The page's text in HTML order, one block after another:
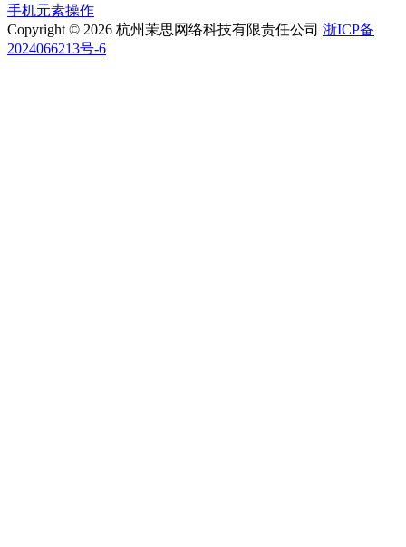
手机元素操作
Copyright © 2026 杭州茉思网络科技有限责任公司 浙ICP备
2024066213号-6